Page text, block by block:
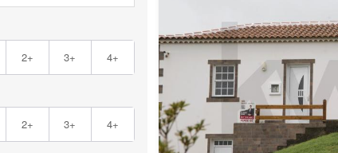
2+ 3+ 4+
2+ 3+ 4+